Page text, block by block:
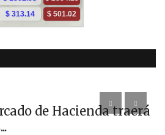
de Hacienda traerá